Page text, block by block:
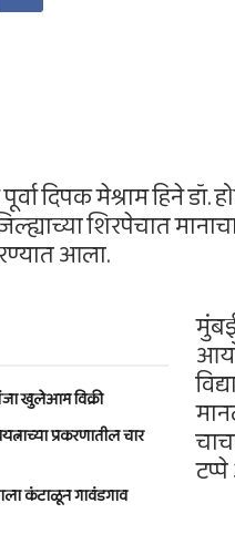
दिपक मेश्राम हिने डॉ.
शिरपेचात
आला.
खुलेआम विक्री
प्रकरणातील चार
कंटाळून गावंडगाव